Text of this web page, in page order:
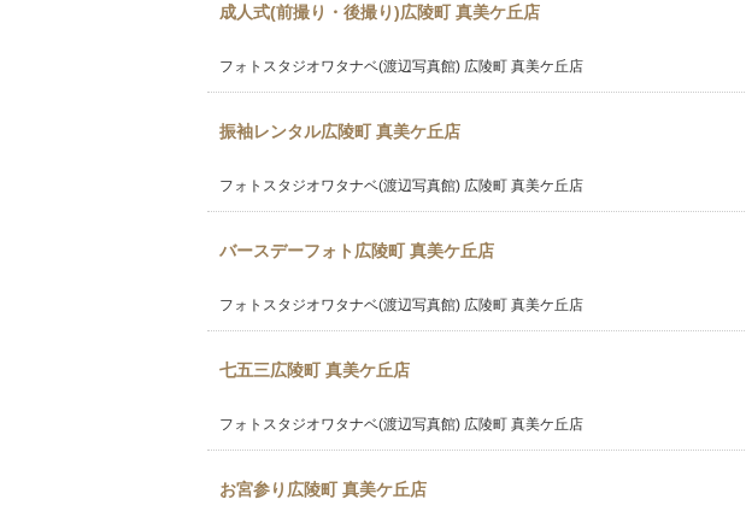
成人式(前撮り・後撮り)広陵町 真美ケ丘店
フォトスタジオワタナベ(渡辺写真館) 広陵町 真美ケ丘店
振袖レンタル広陵町 真美ケ丘店
フォトスタジオワタナベ(渡辺写真館) 広陵町 真美ケ丘店
バースデーフォト広陵町 真美ケ丘店
フォトスタジオワタナベ(渡辺写真館) 広陵町 真美ケ丘店
七五三広陵町 真美ケ丘店
フォトスタジオワタナベ(渡辺写真館) 広陵町 真美ケ丘店
お宮参り広陵町 真美ケ丘店